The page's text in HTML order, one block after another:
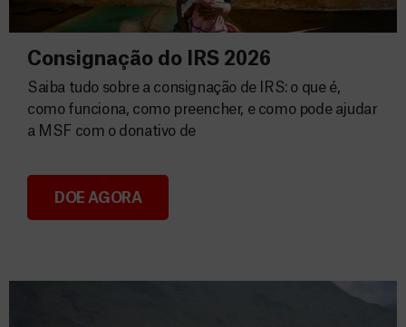
Consignação do IRS 2026
Consignação do IRS 2026
Saiba tudo sobre a consignação de IRS: o que é,
como funciona, como preencher, e como pode ajudar
a MSF com o donativo de
DOE AGORA